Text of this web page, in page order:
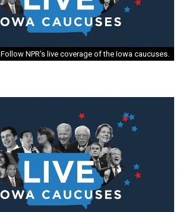
Follow NPR's live coverage of the Iowa caucuses.